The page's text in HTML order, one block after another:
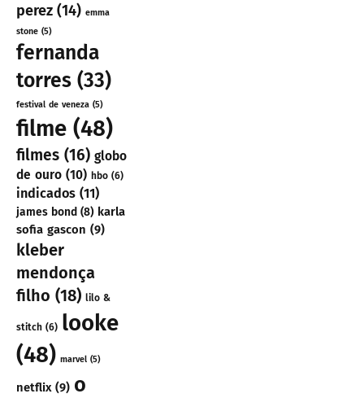
perez (14) emma
stone (5)
fernanda
torres (33)
festival de veneza (5)
filme (48)
filmes (16) globo
de ouro (10) hbo (6)
indicados (11)
james bond (8) karla
sofia gascon (9)
kleber
mendonça
filho (18) lilo &
stitch (6) looke
(48) marvel (5)
netflix(9) o